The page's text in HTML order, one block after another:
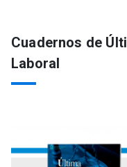
Cuadernos de
Laboral